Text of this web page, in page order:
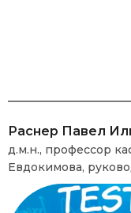
Раснер Павел
д.м.н., профессор
Евдокимова,